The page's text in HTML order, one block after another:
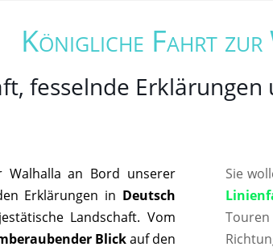
Königliche Fahrt
fesselnde
Walhalla an Bord unserer
Erklärungen in Deutsch
Landschaft. Vom
Blickauf den
Sie